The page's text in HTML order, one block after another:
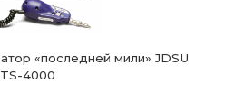
«последней мили» JDSU
4000